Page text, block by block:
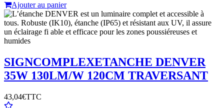
Ajouter au panier
SIGNCOMPLEXETANCHE DENVER
35W 130LM/W 120CM TRAVERSANT
43,04€TTC